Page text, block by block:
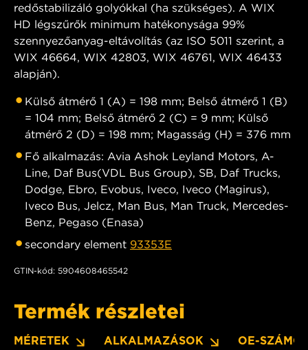
redőstabilizáló golyókkal (ha szükséges). A WIX
HD légszűrők minimum hatékonysága 99%
szennyezőanyag-eltávolítás (az ISO 5011 szerint, a
WIX 46664, WIX 42803, WIX 46761, WIX 46433
alapján).
Külső átmérő 1 (A) = 198 mm; Belső átmérő 1 (B)
= 104 mm; Belső átmérő 2 (C) = 9 mm; Külső
átmérő 2 (D) = 198 mm; Magasság (H) = 376 mm
Fő alkalmazás: Avia Ashok Leyland Motors, A-
Line, Daf Bus(VDL Bus Group), SB, Daf Trucks,
Dodge, Ebro, Evobus, Iveco, Iveco (Magirus),
Iveco Bus, Jelcz, Man Bus, Man Truck, Mercedes-
Benz, Pegaso (Enasa)
secondary element 93353E
GTIN-kód: 5904608465542
Termék részletei
MÉRETEK ALKALMAZÁSOK OE-